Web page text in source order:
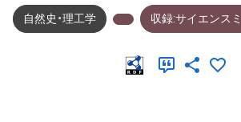
自然史・理工学 収録:サイエンス